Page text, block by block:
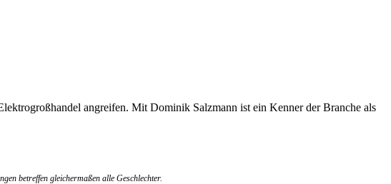
angreifen. Mit Dominik Salzmann ist ein Kenner der Branche als
betreffen gleichermaßen alle Geschlechter.